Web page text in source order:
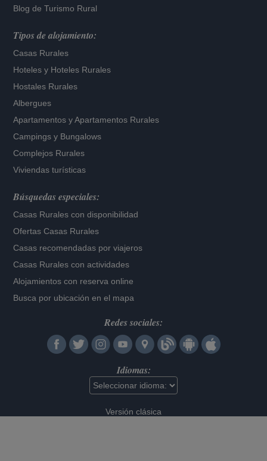
Blog de Turismo Rural
Tipos de alojamiento:
Casas Rurales
Hoteles y Hoteles Rurales
Hostales Rurales
Albergues
Apartamentos yApartamentos Rurales
Campings y Bungalows
Complejos Rurales
Viviendas turísticas
Búsquedas especiales:
Casas Rurales con disponibilidad
Ofertas Casas Rurales
Casas recomendadas por viajeros
Casas Rurales con actividades
Alojamientos con reserva online
Busca por ubicación en el mapa
Redes sociales:
Idiomas:
Versión clásica